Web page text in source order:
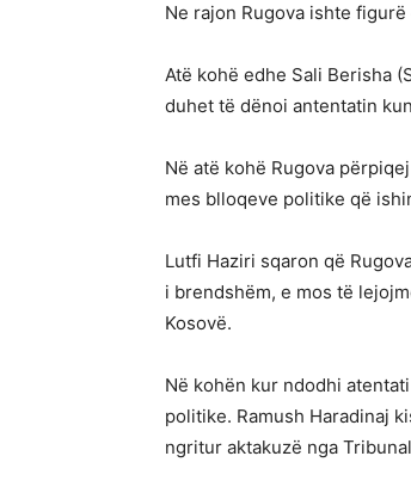
Ne rajon Rugova ishte
Atë kohë edhe Sali Berisha
duhet të dënoi antentatin
Në atë kohë Rugova
mes blloqeve politike që
Lutfi Haziri sqaron që
i brendshëm, e mos të
Kosovë.
Në kohën kur ndodhi
politike. Ramush Haradinaj
ngritur aktakuzë nga